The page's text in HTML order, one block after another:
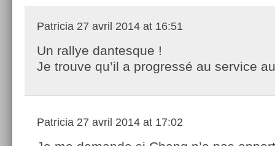
Patricia 27 avril 2014 at 16:51
Un rallye dantesque !
Je trouve qu’il a progressé au service
Patricia 27 avril 2014 at 17:02